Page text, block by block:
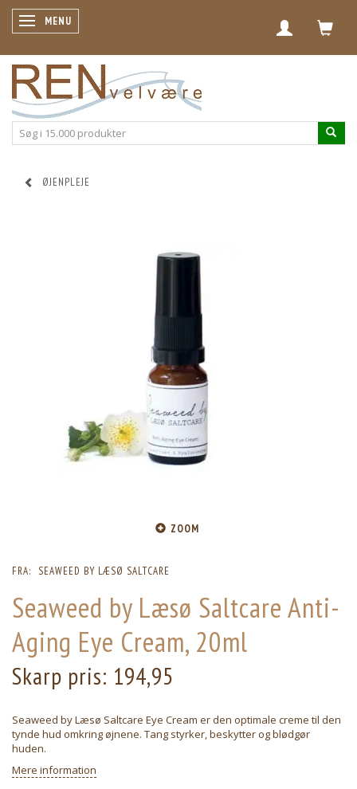
SKIFTE NAVIGATION
MENU
ØJENPLEJE
ZOOM
FRA: SEAWEED BY LÆSØ SALTCARE
Seaweed by Læsø Saltcare Anti-
Aging Eye Cream, 20ml
Skarp pris: 194,95
Seaweed by Læsø Saltcare Eye Cream er den optimale creme til den
tynde hud omkring øjnene. Tang styrker, beskytter og blødgør
huden.
Mere information